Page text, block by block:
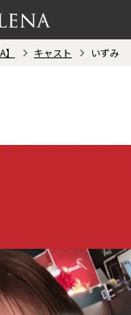
キャスト いずみ